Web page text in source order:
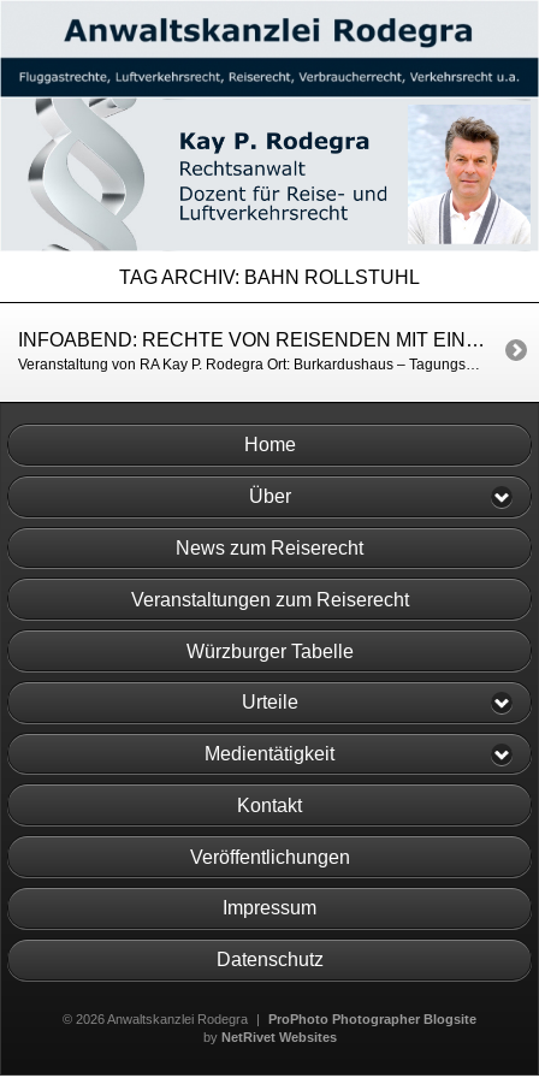
TAG ARCHIV: BAHN ROLLSTUHL
INFOABEND: RECHTE VON REISENDEN MIT EINGESCHRÄNKTER MOBILITÄT
Veranstaltung von RA Kay P. Rodegra Ort: Burkardushaus – Tagungszentrum am Dom, Am Bruderhof 1, 97070 Würzburg Termin: 27.11.2019 um 19.15 Uhr Zielgruppe: Menschen mit Handicap und ihre Angehörigen, Reisevermittler (Reisebüros), Reiseveranstalter kostenfreier Eintritt Anmeldung erbeten unter: ra@rodegra-law.de weitere Infos unter: https://www.mainpost.de/regional/wuerzburg/Vortrag-Rechte-von-Reisenden-mit-eingeschraenkter-Mobilitaet;art735,10356416
Home
Über
News zum Reiserecht
Veranstaltungen zum Reiserecht
Würzburger Tabelle
Urteile
Medientätigkeit
Kontakt
Veröffentlichungen
Impressum
Datenschutz
© 2026 Anwaltskanzlei Rodegra |
ProPhoto Photographer Blogsite
by NetRivet Websites